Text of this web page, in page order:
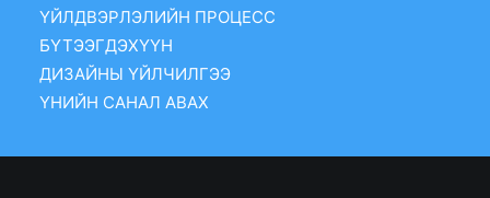
ҮЙЛДВЭРЛЭЛИЙН ПРОЦЕСС
БҮТЭЭГДЭХҮҮН
ДИЗАЙНЫ ҮЙЛЧИЛГЭЭ
ҮНИЙН САНАЛ АВАХ